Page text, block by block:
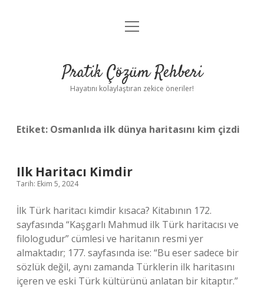
Anasayfa
Yasal Uyarı
menüyü
Pratik Çözüm Rehberi
Hayatını kolaylaştıran zekice öneriler!
Etiket: Osmanlıda ilk dünya haritasını kim çizdi
Ilk Haritacı Kimdir
Tarih: Ekim 5, 2024
İlk Türk haritacı kimdir kısaca? Kitabının 172.
sayfasında “Kaşgarlı Mahmud ilk Türk haritacısı ve
filologudur” cümlesi ve haritanın resmi yer
almaktadır; 177. sayfasında ise: “Bu eser sadece bir
sözlük değil, aynı zamanda Türklerin ilk haritasını
içeren ve eski Türk kültürünü anlatan bir kitaptır.”